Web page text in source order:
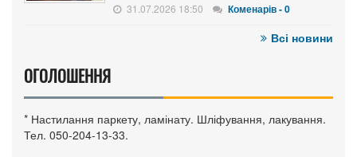
31.07.2026 18:50 Коменарів - 0
Всі новини
ОГОЛОШЕННЯ
* Настилання паркету, ламінату. Шліфування, лакування.
Тел. 050-204-13-33.